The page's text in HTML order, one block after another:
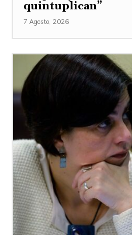
quintuplican”
7 Agosto, 2026